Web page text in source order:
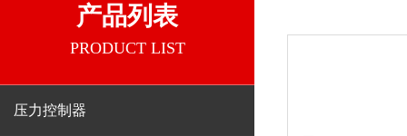
产品列表
PRODUCT LIST
压力控制器